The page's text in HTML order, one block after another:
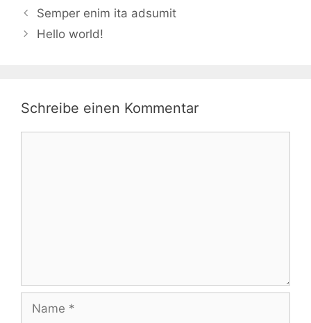
Semper enim ita adsumit
Hello world!
Schreibe einen Kommentar